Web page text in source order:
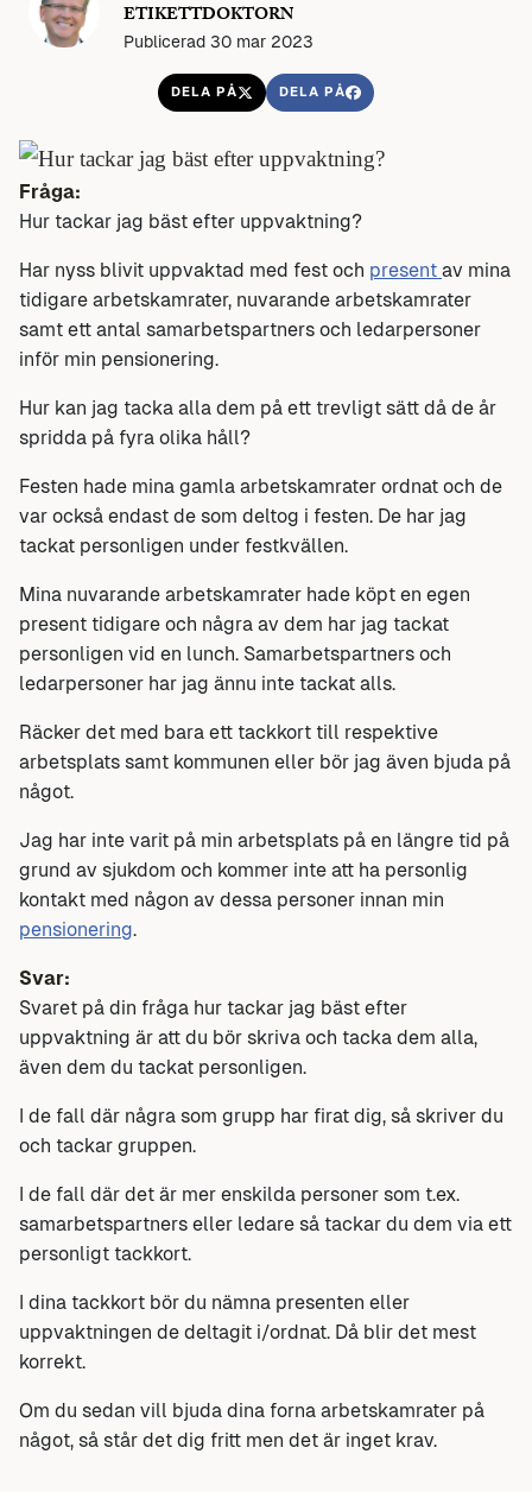
ETIKETTDOKTORN
Publicerad 30 mar 2023
DELA PÅ DELA PÅ
Fråga:
Hur tackar jag bäst efter uppvaktning?
Har nyss blivit uppvaktad med fest och present av mina
tidigare arbetskamrater, nuvarande arbetskamrater
samt ett antal samarbetspartners och ledarpersoner
inför min pensionering.
Hur kan jag tacka alla dem på ett trevligt sätt då de år
spridda på fyra olika håll?
Festen hade mina gamla arbetskamrater ordnat och de
var också endast de som deltog i festen. De har jag
tackat personligen under festkvällen.
Mina nuvarande arbetskamrater hade köpt en egen
present tidigare och några av dem har jag tackat
personligen vid en lunch. Samarbetspartners och
ledarpersoner har jag ännu inte tackat alls.
Räcker det med bara ett tackkort till respektive
arbetsplats samt kommunen eller bör jag även bjuda på
något.
Jag har inte varit på min arbetsplats på en längre tid på
grund av sjukdom och kommer inte att ha personlig
kontakt med någon av dessa personer innan min
pensionering.
Svar:
Svaret på din fråga hur tackar jag bäst efter
uppvaktning är att du bör skriva och tacka dem alla,
även dem du tackat personligen.
I de fall där några som grupp har firat dig, så skriver du
och tackar gruppen.
I de fall där det är mer enskilda personer som t.ex.
samarbetspartners eller ledare så tackar du dem via ett
personligt tackkort.
I dina tackkort bör du nämna presenten eller
uppvaktningen de deltagit i/ordnat. Då blir det mest
korrekt.
Om du sedan vill bjuda dina forna arbetskamrater på
något, så står det dig fritt men det är inget krav.